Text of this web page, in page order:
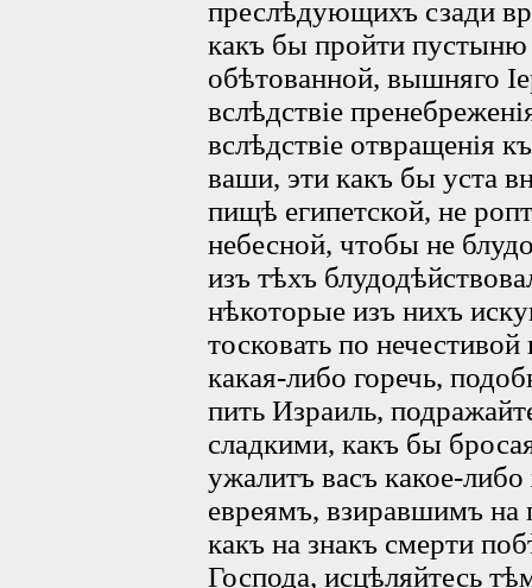
преслѣдующихъ сзади
какъ бы пройти пустыню
обѣтованной, вышняго
вслѣдствіе
вслѣдствіе отвращенія
ваши, эти какъ бы уста
пищѣ египетской, не
небесной, чтобы не
изъ тѣхъ
нѣкоторые изъ нихъ
тосковать по
какая-либо горечь,
пить Израиль,
сладкими, какъ бы
ужалитъ васъ какое-
евреямъ, взиравшимъ на
какъ на знакъ смерти
Господа, исцѣляйтесь